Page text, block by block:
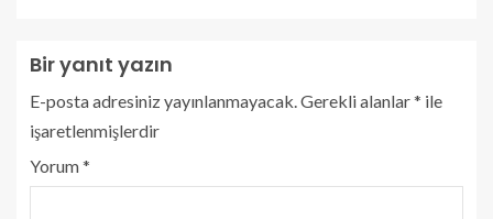
Bir yanıt yazın
E-posta adresiniz yayınlanmayacak.Gerekli alanlar* ile
işaretlenmişlerdir
Yorum*